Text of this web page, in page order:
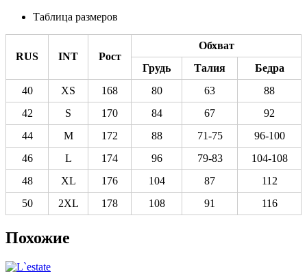
Таблица размеров
RUS INT Рост
Обхват
Грудь
Талия
Бедра
40
XS 168 80 63
88
42
S 170 84 67
92
44
M 172 88 71-75
96-100
46
L 174 96 79-83
104-108
48
XL 176 104 87
112
50
2XL 178 108 91 116
Похожие